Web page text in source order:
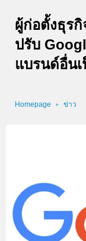
ผู้ก่อตั้งธุร
ปรับ
แบรนด์อื่น
Homepage ข่าว